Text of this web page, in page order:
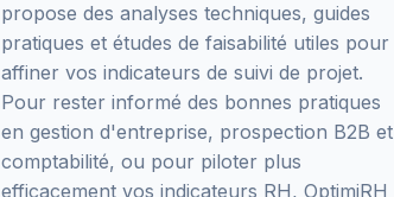
propose des analyses techniques, guides
pratiques et études de faisabilité utiles pour
affiner vos indicateurs de suivi de projet.
Pour rester informé des bonnes pratiques
en gestion d'entreprise, prospection B2B et
comptabilité, ou pour piloter plus
efficacement vos indicateurs RH, OptimiRH